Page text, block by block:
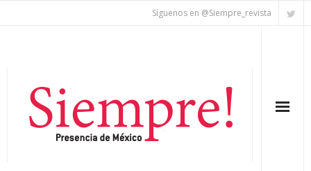
Síguenos en @Siempre_revista